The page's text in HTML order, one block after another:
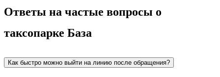
Ответы на частые вопросы о
таксопарке База
Как быстро можно выйти на линию после обращения?